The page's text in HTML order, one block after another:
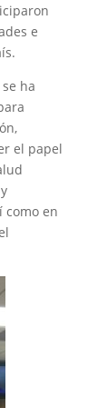
e
ha
el papel
como en